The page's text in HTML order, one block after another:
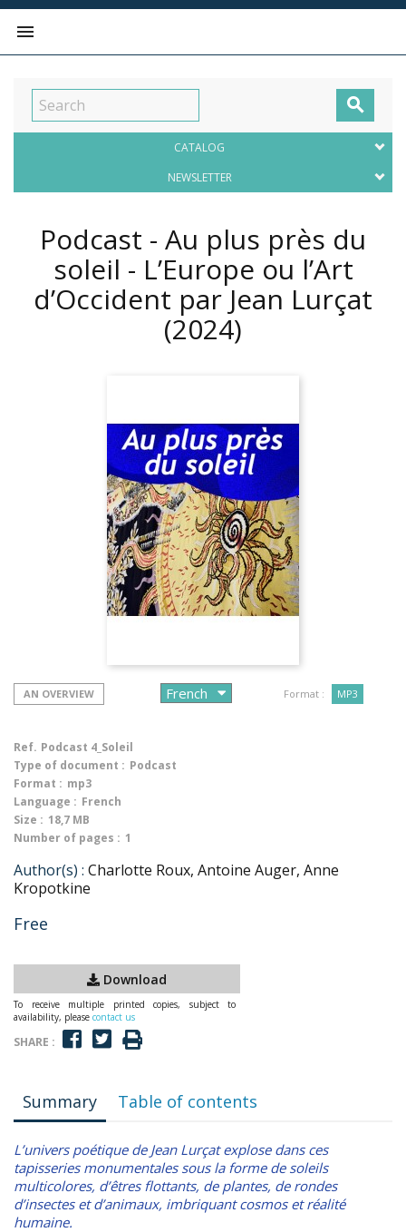


CATALOG
NEWSLETTER
Podcast - Au plus près du
soleil - L’Europe ou l’Art
d’Occident par Jean Lurçat
(2024)
AN OVERVIEW Format : MP3
Ref. Podcast 4_Soleil
Type of document : Podcast
Format : mp3
Language : French
Size : 18,7 MB
Number of pages : 1
Author(s) : Charlotte Roux, Antoine Auger, Anne
Kropotkine
Free
Download
To receive multiple printed copies, subject to
availability, please contact us
SHARE :
Summary Table of contents
L’univers poétique de Jean Lurçat explose dans ces
tapisseries monumentales sous la forme de soleils
multicolores, d’êtres flottants, de plantes, de rondes
d’insectes et d’animaux, imbriquant cosmos et réalité
humaine.